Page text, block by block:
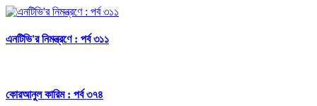
এনটিভি'র নিমন্ত্রণে : পর্ব ৩১১
কোরআনুল কারিম : পর্ব ৩৭৪